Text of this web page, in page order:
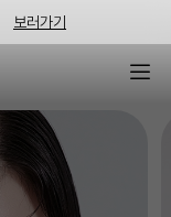
보러가기